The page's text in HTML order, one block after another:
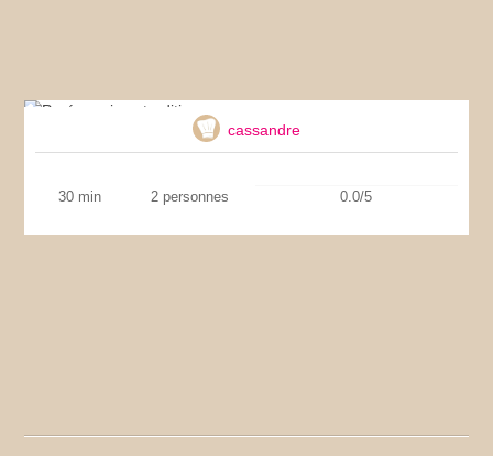
cassandre
30 min 2 personnes 0.0/5